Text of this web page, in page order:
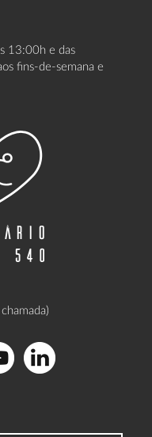
13:00h e das
fins-de-semana e